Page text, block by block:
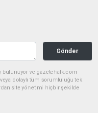
Gönder
bulunuyor ve gazetehalk.com
dolaylı tüm sorumluluğu tek
site yönetimi hiçbir şekilde